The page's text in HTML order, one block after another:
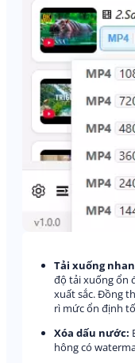
Tải xuống
độ tải xuống ổn
xuất sắc. Đồng
rì mức ổn định
Xóa dấu nước:
hông có